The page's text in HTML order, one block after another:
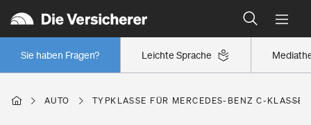
Leichte Sprache
Sie haben Fragen?
Wer versichert was: Jetzt Versicherer finden
Regionalklassen: So ist Ihre Region eingestuft
Wer versichert was: Jetzt Versicherer finden
AUTO TYPKLASSE FÜR MERCEDES-BENZ C-